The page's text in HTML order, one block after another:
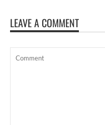
LEAVE A COMMENT